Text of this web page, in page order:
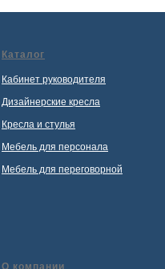
Каталог
Кабинет руководителя
Дизайнерские кресла
Кресла и стулья
Мебель для персонала
Мебель для переговорной